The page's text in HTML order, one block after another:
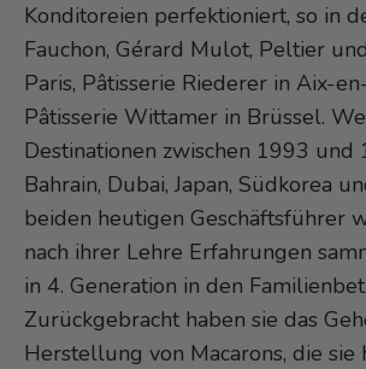
Konditoreien perfektioniert, so in
Fauchon, Gérard Mulot, Peltier
Paris, Pâtisserie Riederer in Aix-
Pâtisserie Wittamer in Brüssel.
Destinationen zwischen 1993 und
Bahrain, Dubai, Japan, Südkorea
beiden heutigen Geschäftsführer
nach ihrer Lehre Erfahrungen
in 4. Generation in den
Zurückgebracht haben sie das
Herstellung von Macarons, die sie